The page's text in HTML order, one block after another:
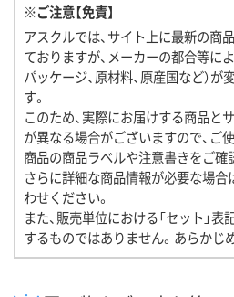
※ご注意【免責】
アスクルでは、サイト上に最新の商
ておりますが、メーカーの都合等によ
パッケージ、原材料、原産国など）
す。
このため、実際にお届けする商品と
が異なる場合がございますので、ご
商品の商品ラベルや注意書きをご確
さらに詳細な商品情報が必要な場合
わせください。
また、販売単位における「セット」
するものではありません。あらかじ